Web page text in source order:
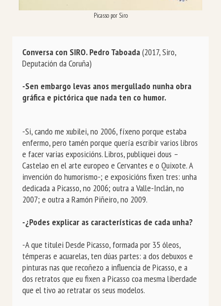
Picasso por Siro
Conversa con SIRO. Pedro Taboada (2017, Siro,
Deputación da Coruña)
-Sen embargo levas anos mergullado nunha obra
gráfica e pictórica que nada ten co humor.
-Si, cando me xubilei, no 2006, fíxeno porque estaba
enfermo, pero tamén porque quería escribir varios libros
e facer varias exposicións. Libros, publiquei dous –
Castelao en el arte europeo e Cervantes e o Quixote. A
invención do humorismo-; e exposicións fixen tres: unha
dedicada a Picasso, no 2006; outra a Valle-Inclán, no
2007; e outra a Ramón Piñeiro, no 2009.
-¿Podes explicar as características de cada unha?
-A que titulei Desde Picasso, formada por 35 óleos,
témperas e acuarelas, ten dúas partes: a dos debuxos e
pinturas nas que recoñezo a influencia de Picasso, e a
dos retratos que eu fixen a Picasso coa mesma liberdade
que el tivo ao retratar os seus modelos.